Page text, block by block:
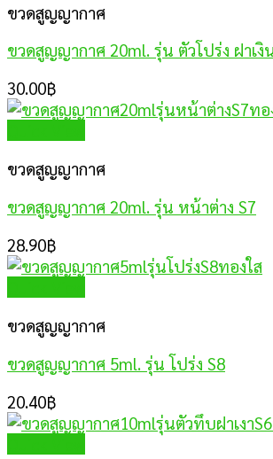
ขวดสูญญากาศ
ขวดสูญญากาศ 20ml. รุ่น ตัวโปร่ง ฝาเงิ
30.00฿
ขวดสูญญากาศ
ขวดสูญญากาศ 20ml. รุ่น หน้าต่าง S7
28.90฿
ขวดสูญญากาศ
ขวดสูญญากาศ 5ml. รุ่น โปร่ง S8
20.40฿